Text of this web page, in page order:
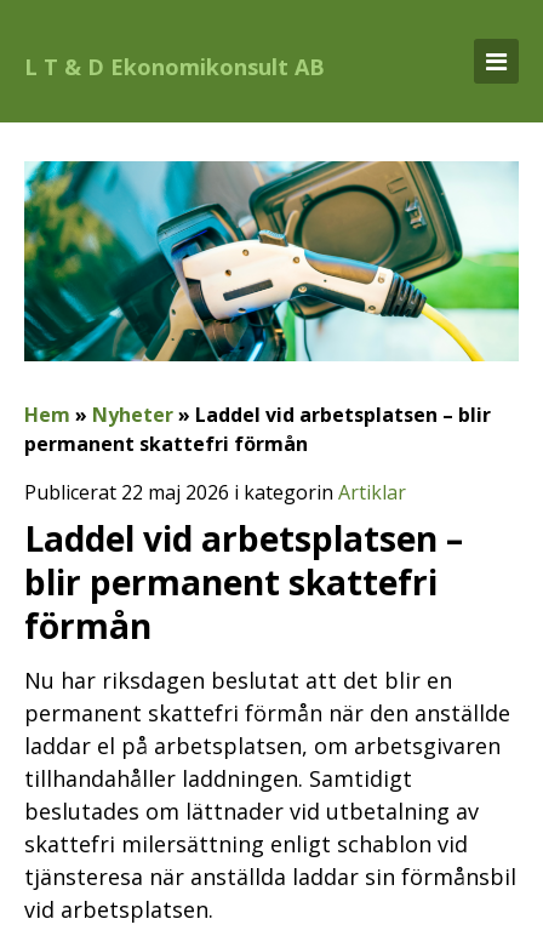
L T & D Ekonomikonsult AB
Hem » Nyheter» Laddel vid arbetsplatsen – blir
permanent skattefri förmån
Publicerat 22 maj 2026 i kategorin Artiklar
Laddel vid arbetsplatsen –
blir permanent skattefri
förmån
Nu har riksdagen beslutat att det blir en
permanent skattefri förmån när den anställde
laddar el på arbetsplatsen, om arbetsgivaren
tillhandahåller laddningen. Samtidigt
beslutades om lättnader vid utbetalning av
skattefri milersättning enligt schablon vid
tjänsteresa när anställda laddar sin förmånsbil
vid arbetsplatsen.